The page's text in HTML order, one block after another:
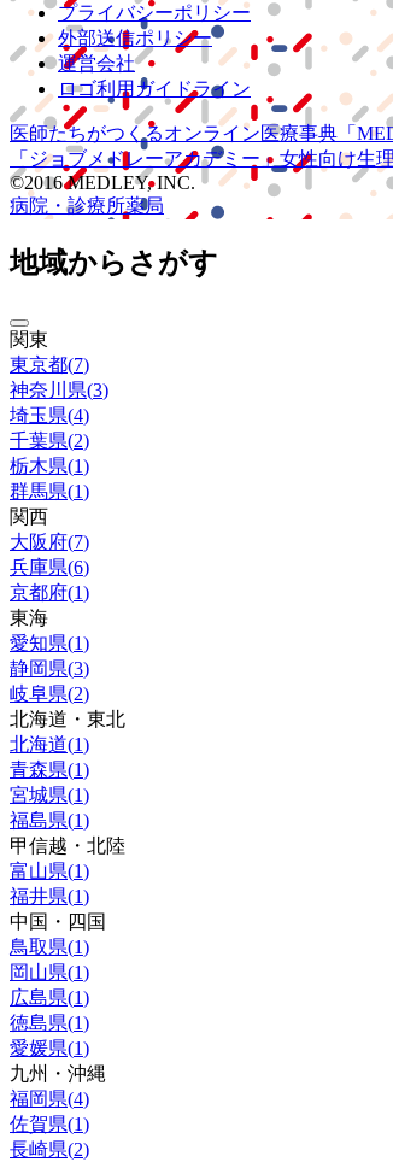
プライバシーポリシー
外部送信ポリシー
運営会社
ロゴ利用ガイドライン
医師たちがつくるオンライン医療事典 「
「ジョブメドレーアカデミー」 女性向け生
©2016 MEDLEY, INC.
病院・診療所薬局
地域からさがす
関東
東京都(7)
神奈川県(3)
埼玉県(4)
千葉県(2)
栃木県(1)
群馬県(1)
関西
大阪府(7)
兵庫県(6)
京都府(1)
東海
愛知県(1)
静岡県(3)
岐阜県(2)
北海道・東北
北海道(1)
青森県(1)
宮城県(1)
福島県(1)
甲信越・北陸
富山県(1)
福井県(1)
中国・四国
鳥取県(1)
岡山県(1)
広島県(1)
徳島県(1)
愛媛県(1)
九州・沖縄
福岡県(4)
佐賀県(1)
長崎県(2)